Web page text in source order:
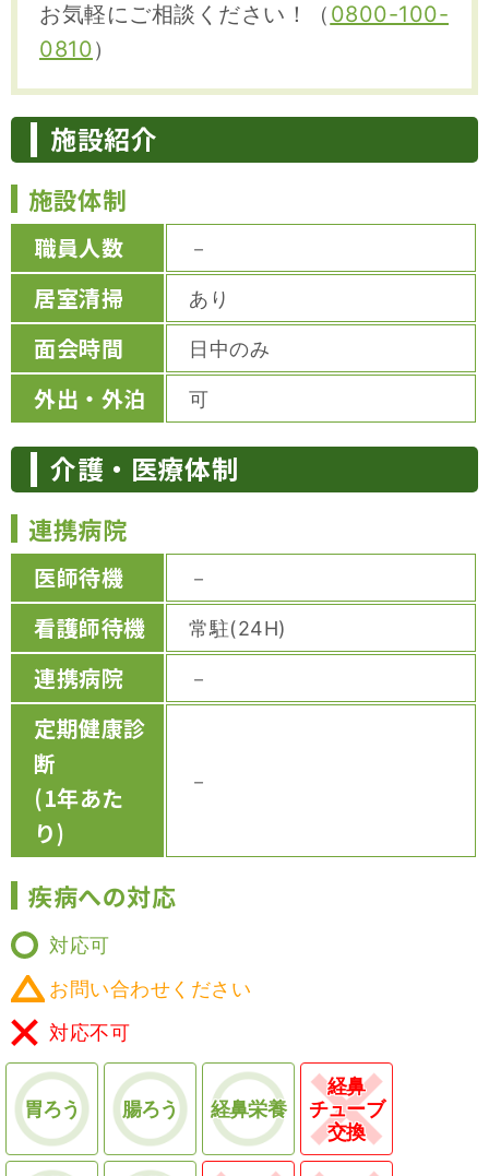
お気軽にご相談ください！（ 0800-100-
0810）
施設紹介
施設体制
職員人数 －
居室清掃 あり
面会時間 日中のみ
外出・外泊 可
介護・医療体制
連携病院
医師待機 －
看護師待機 常駐(24H)
連携病院 －
定期健康診
断
(1年あた
り)
－
疾病への対応
対応可
お問い合わせください
対応不可
胃ろう 腸ろう 経鼻栄養
経鼻
チューブ
交換